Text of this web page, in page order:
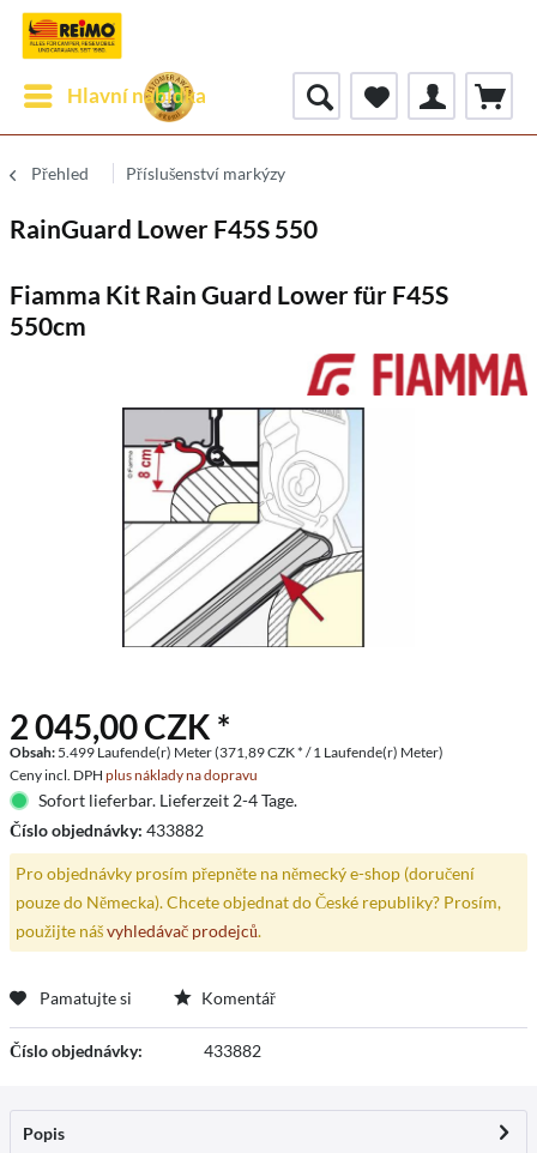
Hlavní nabídka
Přehled Příslušenství markýzy
RainGuard Lower F45S 550
Fiamma Kit Rain Guard Lower für F45S
550cm
2 045,00 CZK *
Obsah: 5.499 Laufende(r) Meter (371,89 CZK * / 1 Laufende(r) Meter)
Ceny incl. DPH plus náklady na dopravu
Sofort lieferbar. Lieferzeit 2-4 Tage.
Číslo objednávky: 433882
Pro objednávky prosím přepněte na německý e-shop (doručení
pouze do Německa). Chcete objednat do České republiky? Prosím,
použijte nášvyhledávač prodejců.
Pamatujte si Komentář
Číslo objednávky: 433882
Popis